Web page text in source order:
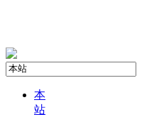
本
站